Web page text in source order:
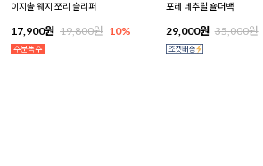
이지솔 웨지 쪼리 슬리퍼
17,900원 19,800원 10%
포레 네추럴 숄더백
29,000원 35,000원